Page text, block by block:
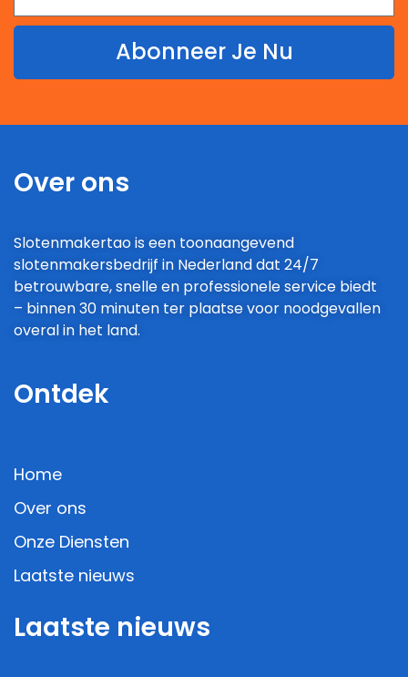
Abonneer Je Nu
Over ons
Slotenmakertao is een toonaangevend
slotenmakersbedrijf in Nederland dat 24/7
betrouwbare, snelle en professionele service biedt
– binnen 30 minuten ter plaatse voor noodgevallen
overal in het land.
Ontdek
Home
Over ons
Onze Diensten
Laatste nieuws
Laatste nieuws